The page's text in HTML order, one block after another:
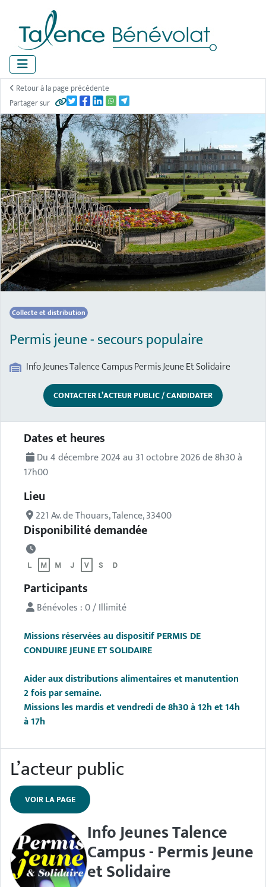
Retour à la page précédente
Partager sur
Collecte et distribution
Permis jeune - secours populaire
Info Jeunes Talence Campus Permis Jeune Et Solidaire
CONTACTER L’ACTEUR PUBLIC / CANDIDATER
Description de l'actualité
Missions réservées au dispositif PERMIS DE
CONDUIRE JEUNE ET SOLIDAIRE
Aider aux distributions alimentaires et manutention
2 fois par semaine.
Missions les mardis et vendredi de 8h30 à 12h et 14h
à 17h
Dates et heures
Du 4 décembre 2024 au 31 octobre 2026 de 8h30 à
17h00
Lieu
221 Av. de Thouars, Talence, 33400
Disponibilité demandée
Participants
Bénévoles : 0 / Illimité
L’acteur public
VOIR LA PAGE
Info Jeunes Talence
Campus - Permis Jeune
et Solidaire
Panneau de gestion des cookies